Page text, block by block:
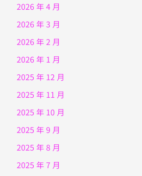
2026 年 4 月
2026 年 3 月
2026 年 2 月
2026 年 1 月
2025 年 12 月
2025 年 11 月
2025 年 10 月
2025 年 9 月
2025 年 8 月
2025 年 7 月